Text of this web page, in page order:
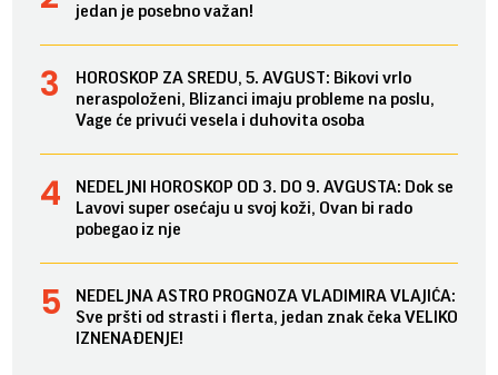
jedan je posebno važan!
HOROSKOP ZA SREDU, 5. AVGUST: Bikovi vrlo
neraspoloženi, Blizanci imaju probleme na poslu,
Vage će privući vesela i duhovita osoba
NEDELJNI HOROSKOP OD 3. DO 9. AVGUSTA: Dok se
Lavovi super osećaju u svoj koži, Ovan bi rado
pobegao iz nje
NEDELJNA ASTRO PROGNOZA VLADIMIRA VLAJIĆA:
Sve pršti od strasti i flerta, jedan znak čeka VELIKO
IZNENAĐENJE!